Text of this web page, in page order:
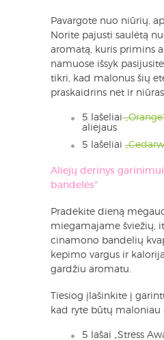
Pavargote nuo niūrių,
Norite pajusti saulėtą
aromatą, kuris primins
namuose išsyk
tikri, kad malonus šių
praskaidrins net ir
5 lašeliai
aliejaus
5 lašeliai
Aliejų derinys
bandelės“
Pradėkite dieną
miegamajame šviežių,
cinamono bandelių
kepimo vargus ir
gardžiu aromatu.
Tiesiog įlašinkite į
kad ryte būtų maloniau
5 lašai „Stress